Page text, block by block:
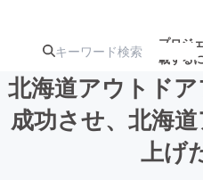
プロジ
載する
注目の新着
ジェクト
北海道アウトド
成功させ、北海
上げ